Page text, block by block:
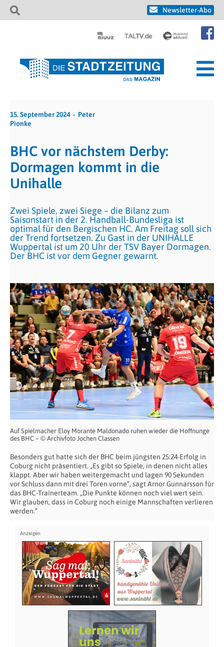
Newsletter-Abo
15. September 2024
Peter
Pionke
BHC vor nächstem Derby:
Dormagen kommt in die
Unihalle
Zwei Spiele, zwei Siege – die Bilanz zum
Saisonstart in der 2. Handball-Bundesliga ist
optimal für den Bergischen HC. Am Freitag soll sich
der Trend fortsetzen. Zu Gast in der UNIHALLE
Wuppertal ist um 20 Uhr der TSV Bayer Dormagen.
Der BHC ist vor dem Gegner gewarnt.
Auf Spielmacher Eloy Morante Maldonado ruhen wieder die Hoffnunge
des BHC – © Archivfoto Jochen Classen
Besonders gut hatte sich der BHC beim jüngsten 25:24-Erfolg in
Coburg nicht präsentiert. „Es gibt so Spiele, in denen nicht alles
klappt. Aber wir haben weitergemacht und lagen 90 Sekunden
vor Schluss dann mit drei Toren vorne“, sagt Arnor Gunnarsson für
das BHC-Trainerteam. „Die Punkte können noch viel wert sein.
Wir glauben, dass in Coburg noch einige Mannschaften verlieren
werden.“